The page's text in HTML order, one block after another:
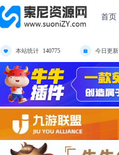
首页
本站统计 140775 今日更新